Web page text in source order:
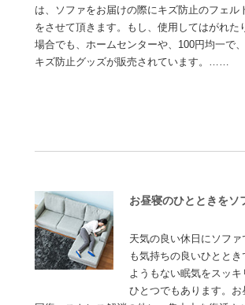
は、ソファをお届けの際にキズ防止のフェル
をさせて頂きます。もし、使用してはがれた
場合でも、ホームセンターや、100円均一で
キズ防止グッズが販売されています。……
お昼寝のひとときをソ
天気の良い休日にソファ
も気持ちの良いひととき
ようもない眠気をスッ
ひとつでもあります。